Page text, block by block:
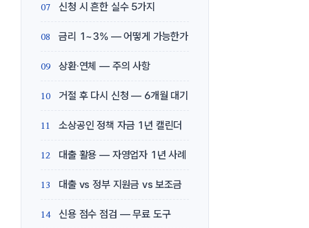
신청 시 흔한 실수 5가지
금리 1~3% — 어떻게 가능한가
상환·연체 — 주의 사항
거절 후 다시 신청 — 6개월 대기
소상공인 정책 자금 1년 캘린더
대출 활용 — 자영업자 1년 사례
대출 vs 정부 지원금 vs 보조금
신용 점수 점검 — 무료 도구